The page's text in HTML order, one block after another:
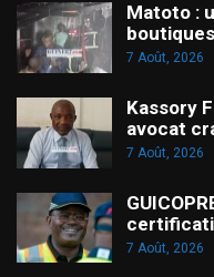
Matoto :
7 Août, 2026
Kassory
avocat
7 Août, 2026
7 Août, 2026